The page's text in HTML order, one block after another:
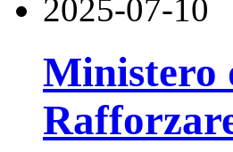
2025-07-10
Ministero